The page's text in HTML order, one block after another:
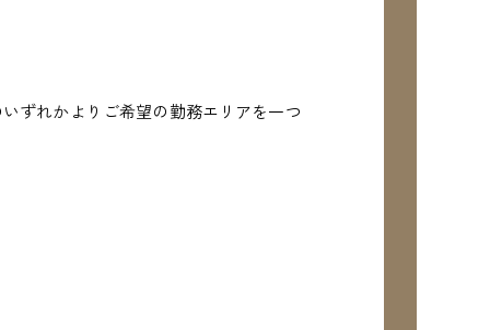
ずれかよりご希望の勤務エリアを一つ